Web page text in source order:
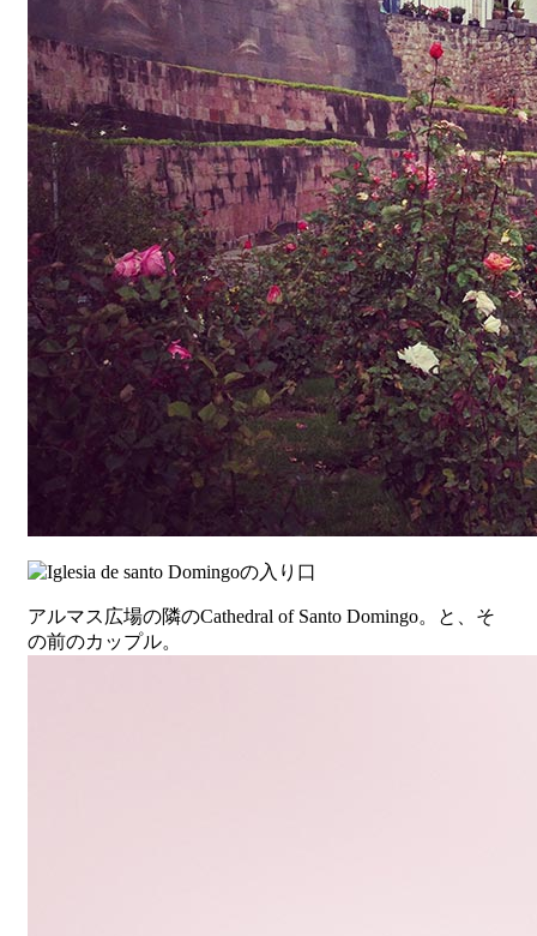
アルマス広場の隣のCathedral of Santo Domingo。と、そ
の前のカップル。